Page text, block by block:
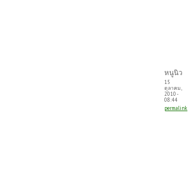
หนูนิว
15
ตุลาคม,
2010 -
08:44
permalink